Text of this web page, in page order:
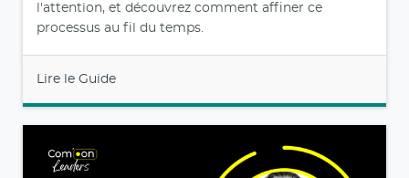
l'attention, et découvrez comment affiner ce
processus au fil du temps.
Lire le Guide